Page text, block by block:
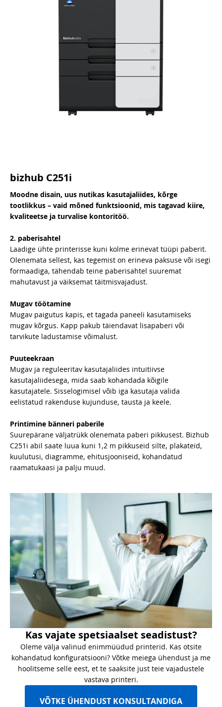
bizhub C251i
Moodne disain, uus nutikas kasutajaliides, kõrge
tootlikkus – vaid mõned funktsioonid, mis tagavad kiire,
kvaliteetse ja turvalise kontoritöö.
2. paberisahtel
Laadige ühte printerisse kuni kolme erinevat tüüpi paberit.
Olenemata sellest, kas tegemist on erineva paksuse või isegi
formaadiga, tähendab teine paberisahtel suuremat
mahutavust ja väiksemat täitmisvajadust.
Mugav töötamine
Mugav paigutus kapis, et tagada paneeli kasutamiseks
mugav kõrgus. Kapp pakub täiendavat lisapaberi või
tarvikute ladustamise võimalust.
Puuteekraan
Mugav ja reguleeritav kasutajaliides intuitiivse
kasutajaliidesega, mida saab kohandada kõigile
kasutajatele. Sisselogimisel võib iga kasutaja valida
eelistatud rakenduse kujunduse, tausta ja keele.
Printimine bänneri paberile
Suurepärane väljatrükk olenemata paberi pikkusest. Bizhub
C251i abil saate luua kuni 1,2 m pikkuseid silte, plakateid,
kuulutusi, diagramme, ehitusjooniseid, kohandatud
raamatukaasi ja palju muud.
Kas vajate spetsiaalset seadistust?
Oleme välja valinud enimmüüdud printerid. Kas otsite
kohandatud konfiguratsiooni? Võtke meiega ühendust ja me
hoolitseme selle eest, et te saaksite just teie vajadustele
vastava printeri.
VÕTKE ÜHENDUST KONSULTANDIGA